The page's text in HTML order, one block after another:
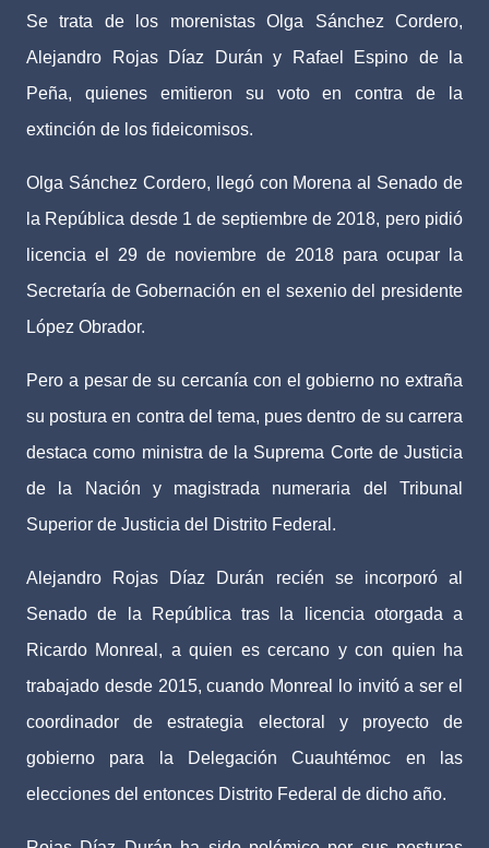
Se trata de los morenistas Olga Sánchez Cordero,
Alejandro Rojas Díaz Durán y Rafael Espino de la
Peña, quienes emitieron su voto en contra de la
extinción de los fideicomisos.
Olga Sánchez Cordero, llegó con Morena al Senado de
la República desde 1 de septiembre de 2018, pero pidió
licencia el 29 de noviembre de 2018 para ocupar la
Secretaría de Gobernación en el sexenio del presidente
López Obrador.
Pero a pesar de su cercanía con el gobierno no extraña
su postura en contra del tema, pues dentro de su carrera
destaca como ministra de la Suprema Corte de Justicia
de la Nación y magistrada numeraria del Tribunal
Superior de Justicia del Distrito Federal.
Alejandro Rojas Díaz Durán recién se incorporó al
Senado de la República tras la licencia otorgada a
Ricardo Monreal, a quien es cercano y con quien ha
trabajado desde 2015, cuando Monreal lo invitó a ser el
coordinador de estrategia electoral y proyecto de
gobierno para la Delegación Cuauhtémoc en las
elecciones del entonces Distrito Federal de dicho año.